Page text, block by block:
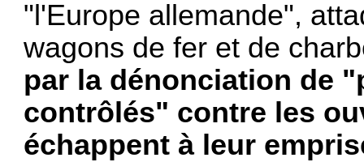
"l'Europe allemande",
wagons de fer et de
par la dénonciation de
contrôlés" contre les
échappent à leur